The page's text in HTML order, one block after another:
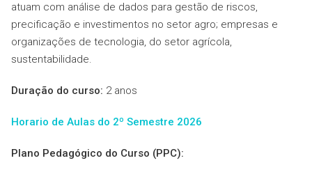
atuam com análise de dados para gestão de riscos,
precificação e investimentos no setor agro; empresas e
organizações de tecnologia, do setor agrícola,
sustentabilidade.
Duração do curso: 2 anos
Horario de Aulas do 2º Semestre 2026
Plano Pedagógico do Curso (PPC):